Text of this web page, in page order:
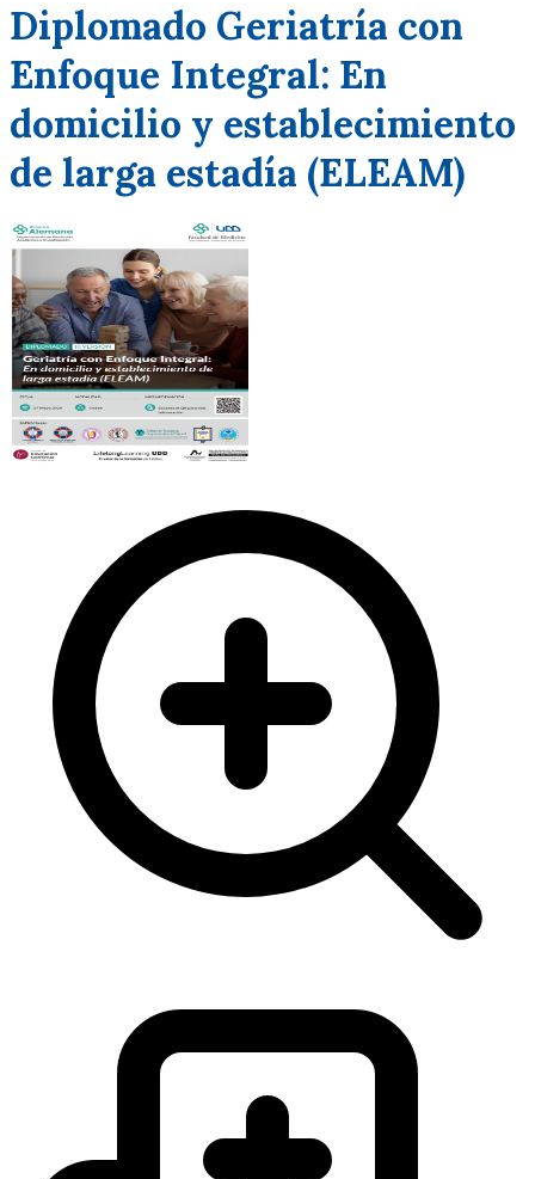
Diplomado Geriatría con
Enfoque Integral: En
domicilio y establecimiento
de larga estadía (ELEAM)